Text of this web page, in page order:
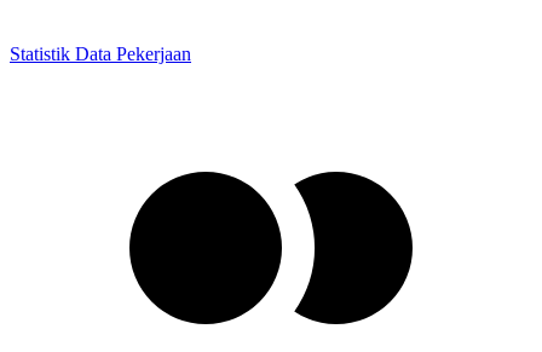
Statistik Data Pekerjaan